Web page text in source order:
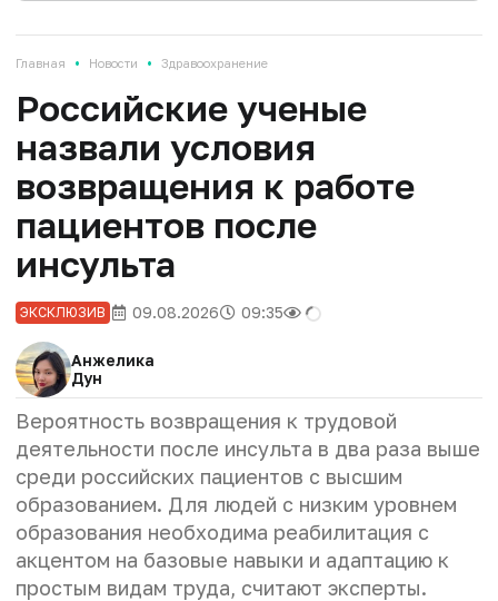
Главная • Новости • Здравоохранение
Российские ученые
назвали условия
возвращения к работе
пациентов после
инсульта
ЭКСКЛЮЗИВ 09.08.2026 09:35
Анжелика
Дун
Вероятность возвращения к трудовой
деятельности после инсульта в два раза выше
среди российских пациентов с высшим
образованием. Для людей с низким уровнем
образования необходима реабилитация с
акцентом на базовые навыки и адаптацию к
простым видам труда, считают эксперты.